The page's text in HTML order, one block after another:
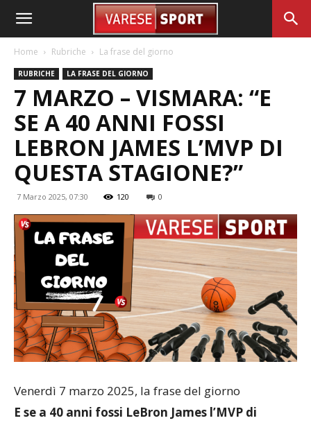
Home Rubriche La frase del giorno
RUBRICHE LA FRASE DEL GIORNO
7 MARZO – VISMARA: “E
SE A 40 ANNI FOSSI
LEBRON JAMES L’MVP DI
QUESTA STAGIONE?”
7 Marzo 2025, 07:30 120 0
Venerdì 7 marzo 2025, la frase del giorno
E se a 40 anni fossi LeBron James l’MVP di